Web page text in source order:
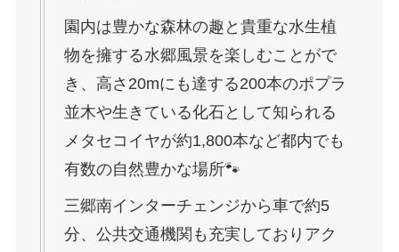
園内は豊かな森林の趣と貴重な水生植
物を擁する水郷風景を楽しむことがで
き、高さ20mにも達する200本のポプラ
並木や生きている化石として知られる
メタセコイヤが約1,800本など都内でも
有数の自然豊かな場所🐾
三郷南インターチェンジから車で約5
分、公共交通機関も充実しておりアク